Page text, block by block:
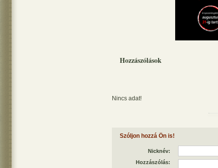
Hozzászólások
Nincs adat!
Szóljon hozzá Ön is!
Nicknév:
Hozzászólás: